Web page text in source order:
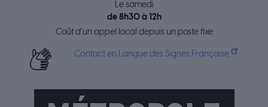
Le samedi
de 8h30 à 12h
Coût d’un appel local depuis un poste fixe
Contact en Langue des Signes Française